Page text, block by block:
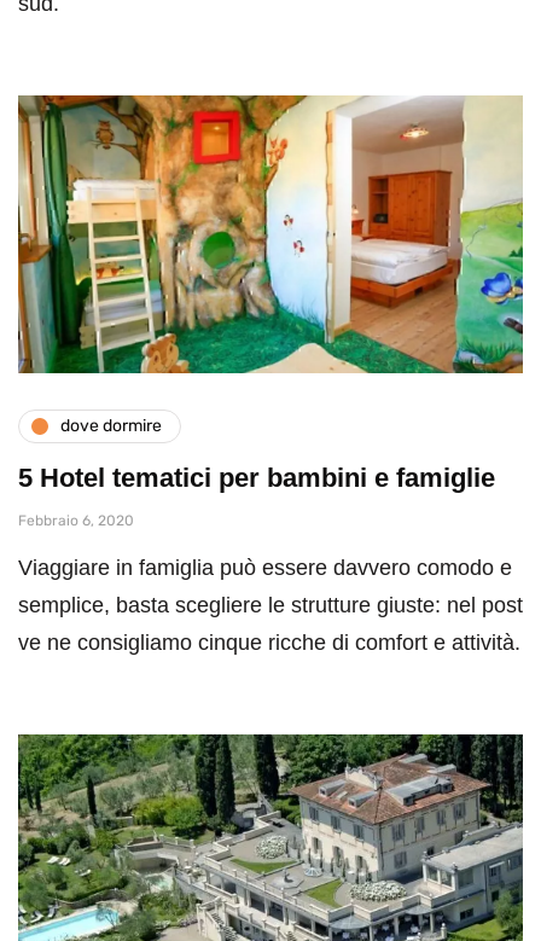
dove dormire
5 Hotel tematici per bambini e famiglie
Febbraio 6, 2020
Viaggiare in famiglia può essere davvero comodo e
semplice, basta scegliere le strutture giuste: nel post
ve ne consigliamo cinque ricche di comfort e attività.